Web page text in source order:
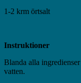
1-2 krm örtsalt
Instruktioner
Blanda alla
vatten.